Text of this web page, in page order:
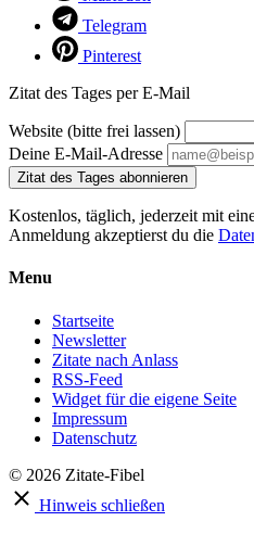
Telegram
Pinterest
Zitat des Tages per E-Mail
Website (bitte frei lassen)
Deine E-Mail-Adresse
Zitat des Tages abonnieren
Kostenlos, täglich, jederzeit mit
Anmeldung akzeptierst du die
Menu
Startseite
Newsletter
Zitate nach Anlass
RSS-Feed
Widget für die eigene Seite
Impressum
Datenschutz
© 2026 Zitate-Fibel
Hinweis schließen